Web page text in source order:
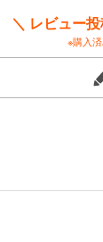
」に腕をふるうと
＼ レビュー
※購入